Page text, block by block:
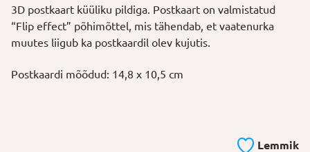
3D postkaart küüliku pildiga. Postkaart on valmistatud
“Flip effect” põhimõttel, mis tähendab, et vaatenurka
muutes liigub ka postkaardil olev kujutis.
Postkaardi mõõdud: 14,8 x 10,5 cm
Lemmik